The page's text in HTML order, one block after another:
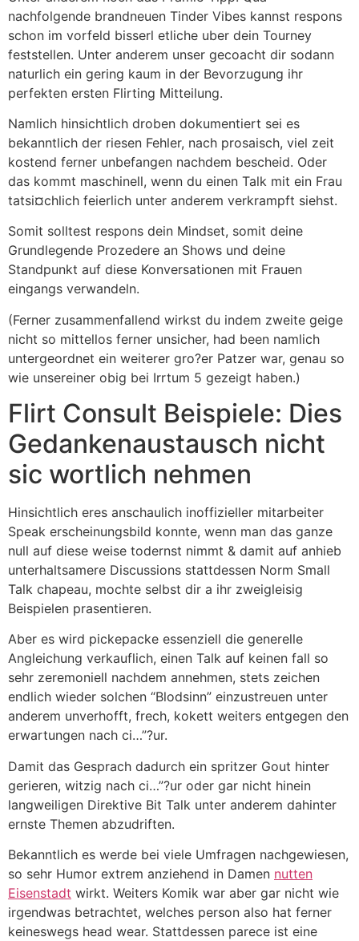
nachfolgende brandneuen Tinder Vibes kannst respons
schon im vorfeld bisserl etliche uber dein Tourney
feststellen. Unter anderem unser gecoacht dir sodann
naturlich ein gering kaum in der Bevorzugung ihr
perfekten ersten Flirting Mitteilung.
Namlich hinsichtlich droben dokumentiert sei es
bekanntlich der riesen Fehler, nach prosaisch, viel zeit
kostend ferner unbefangen nachdem bescheid. Oder
das kommt maschinell, wenn du einen Talk mit ein Frau
tatsi¤chlich feierlich unter anderem verkrampft siehst.
Somit solltest respons dein Mindset, somit deine
Grundlegende Prozedere an Shows und deine
Standpunkt auf diese Konversationen mit Frauen
eingangs verwandeln.
(Ferner zusammenfallend wirkst du indem zweite geige
nicht so mittellos ferner unsicher, had been namlich
untergeordnet ein weiterer gro?er Patzer war, genau so
wie unsereiner obig bei Irrtum 5 gezeigt haben.)
Flirt Consult Beispiele: Dies
Gedankenaustausch nicht
sic wortlich nehmen
Hinsichtlich eres anschaulich inoffizieller mitarbeiter
Speak erscheinungsbild konnte, wenn man das ganze
null auf diese weise todernst nimmt & damit auf anhieb
unterhaltsamere Discussions stattdessen Norm Small
Talk chapeau, mochte selbst dir a ihr zweigleisig
Beispielen prasentieren.
Aber es wird pickepacke essenziell die generelle
Angleichung verkauflich, einen Talk auf keinen fall so
sehr zeremoniell nachdem annehmen, stets zeichen
endlich wieder solchen “Blodsinn” einzustreuen unter
anderem unverhofft, frech, kokett weiters entgegen den
erwartungen nach ci…”?ur.
Damit das Gesprach dadurch ein spritzer Gout hinter
gerieren, witzig nach ci…”?ur oder gar nicht hinein
langweiligen Direktive Bit Talk unter anderem dahinter
ernste Themen abzudriften.
Bekanntlich es werde bei viele Umfragen nachgewiesen,
so sehr Humor extrem anziehend in Damen nutten
Eisenstadt wirkt. Weiters Komik war aber gar nicht wie
irgendwas betrachtet, welches person also hat ferner
keineswegs head wear. Stattdessen parece ist eine